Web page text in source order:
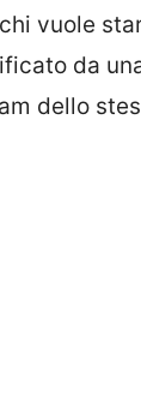
vuole
da
dello